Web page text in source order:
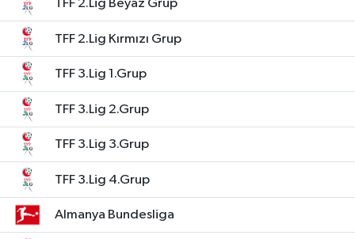
TFF 2.Lig Beyaz Grup
TFF 2.Lig Kırmızı Grup
TFF 3.Lig 1.Grup
TFF 3.Lig 2.Grup
TFF 3.Lig 3.Grup
TFF 3.Lig 4.Grup
Almanya Bundesliga